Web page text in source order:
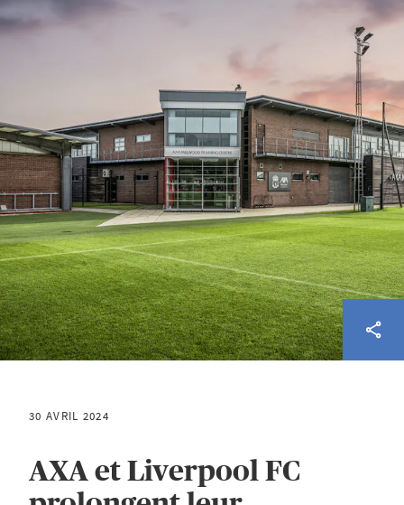
30 AVRIL 2024
AXA et Liverpool FC